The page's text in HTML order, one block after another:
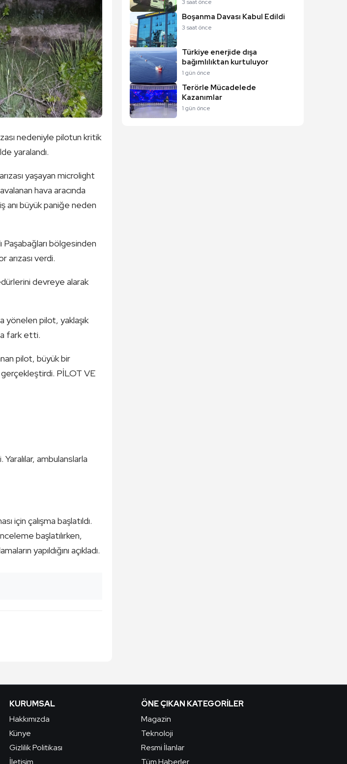
nedeniyle pilotun kritik
yaralandı.
yaşayan microlight
hava aracında
anı büyük paniğe neden
Paşabağları bölgesinden
arızası verdi.
devreye alarak
yönelen pilot, yaklaşık
fark etti.
pilot, büyük bir
gerçekleştirdi. PİLOT VE
ambulanslarla
için çalışma başlatıldı.
başlatılırken,
yapıldığını açıkladı.
3 saat önce
Boşanma Davası Kabul Edildi
3 saat önce
Türkiye enerjide dışa
bağımlılıktan kurtuluyor
1 gün önce
Terörle Mücadelede
Kazanımlar
1 gün önce
KURUMSAL
Hakkımızda
Künye
Gizlilik Politikası
İletişim
ÖNE ÇIKAN KATEGORILER
Magazin
Teknoloji
Resmi İlanlar
Tüm Haberler